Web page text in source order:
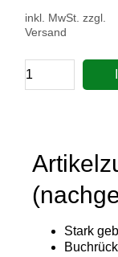
inkl. MwSt. zzgl.
Versand